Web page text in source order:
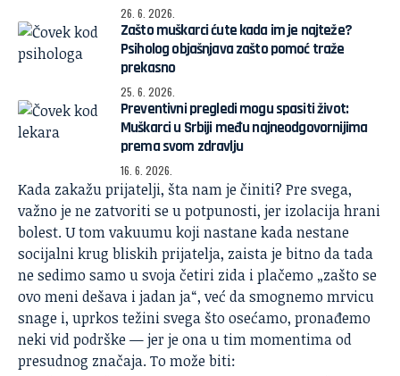
26. 6. 2026.
Zašto muškarci ćute kada im je najteže?
Psiholog objašnjava zašto pomoć traže
prekasno
25. 6. 2026.
Preventivni pregledi mogu spasiti život:
Muškarci u Srbiji među najneodgovornijima
prema svom zdravlju
16. 6. 2026.
Kada zakažu prijatelji, šta nam je činiti? Pre svega,
važno je ne zatvoriti se u potpunosti, jer izolacija hrani
bolest. U tom vakuumu koji nastane kada nestane
socijalni krug bliskih prijatelja, zaista je bitno da tada
ne sedimo samo u svoja četiri zida i plačemo „zašto se
ovo meni dešava i jadan ja“, već da smognemo mrvicu
snage i, uprkos težini svega što osećamo, pronađemo
neki vid podrške — jer je ona u tim momentima od
presudnog značaja. To može biti: